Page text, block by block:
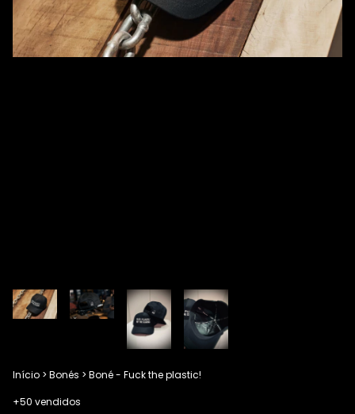
Início > Bonés > Boné - Fuck the plastic!
+50 vendidos